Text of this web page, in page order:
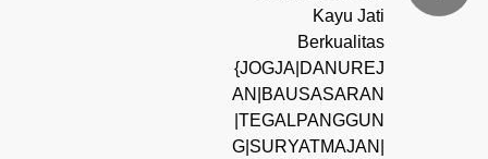
Kayu Jati
Berkualitas
{JOGJA|DANUREJ
AN|BAUSASARAN
|TEGALPANGGUN
G|SURYATMAJAN|